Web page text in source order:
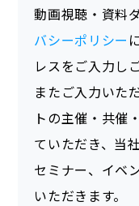
動画視聴・資料
バシーポリシー
レスをご入力し
またご入力いた
トの主催・共催
ていただき、当
セミナー、イベ
いただきます。